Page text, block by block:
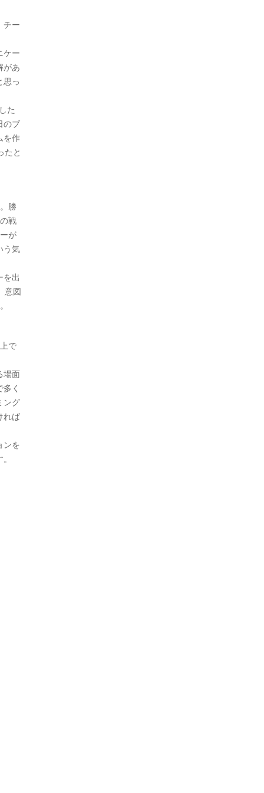
チー
ケー
があ
思っ
た
のブ
を作
たと
勝
戦
が
う気
を出
意図
で
場面
く
ング
れば
ンを